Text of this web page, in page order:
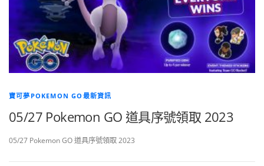
寶可夢POKEMON GO最新資訊
05/27 Pokemon GO 道具序號領取 2023
05/27 Pokemon GO 道具序號領取 2023